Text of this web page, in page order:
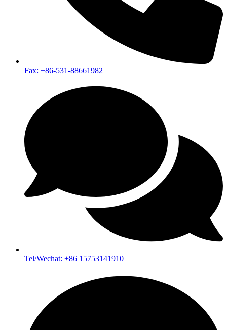
Fax: +86-531-88661982
Tel/Wechat: +86 15753141910